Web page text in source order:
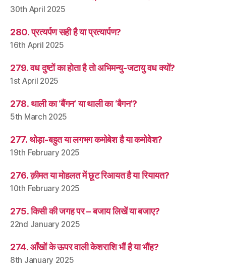
30th April 2025
280. प्रत्यर्पण सही है या प्रत्यार्पण?
16th April 2025
279. वध दुष्टों का होता है तो अभिमन्यु-जटायु वध क्यों?
1st April 2025
278. थाली का ‘बैंगन’ या थाली का ‘बैगन’?
5th March 2025
277. थोड़ा-बहुत या लगभग कमोबेश है या कमोवेश?
19th February 2025
276. क़ीमत या मोहलत में छूट रिआयत है या रियायत?
10th February 2025
275. किसी की जगह पर – बजाय लिखें या बजाए?
22nd January 2025
274. आँखों के ऊपर वाली केशराशि भौं है या भौंह?
8th January 2025